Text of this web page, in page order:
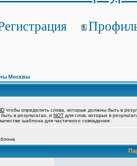
Москвы
чтобы определить слова, которые должны быть в
в результатах, и NOT для слов, которых в
шаблона для частичного совпадения.